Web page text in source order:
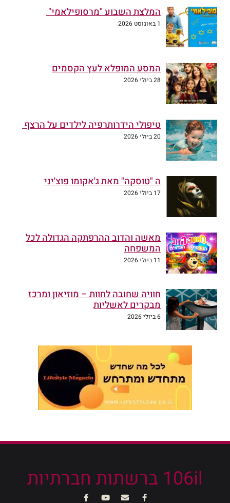
המלצת השבוע "מרסופילאמי"
1 באוגוסט 2026
המסע המופלא לעץ הקסמים
28 ביולי 2026
טיפולי הידרותרפיה לילדים על הרצף
20 ביולי 2026
ה "טוסקה" מאת ג'אקומו פוצ'יני
17 ביולי 2026
מאשה והדוב ההרפתקה הגדולה לכל
המשפחה
11 ביולי 2026
חוויה שחובה לחוות – מוזיאון ומרכז
מבקרים לאשליות
6 ביולי 2026
106il ברשתות חברתיות